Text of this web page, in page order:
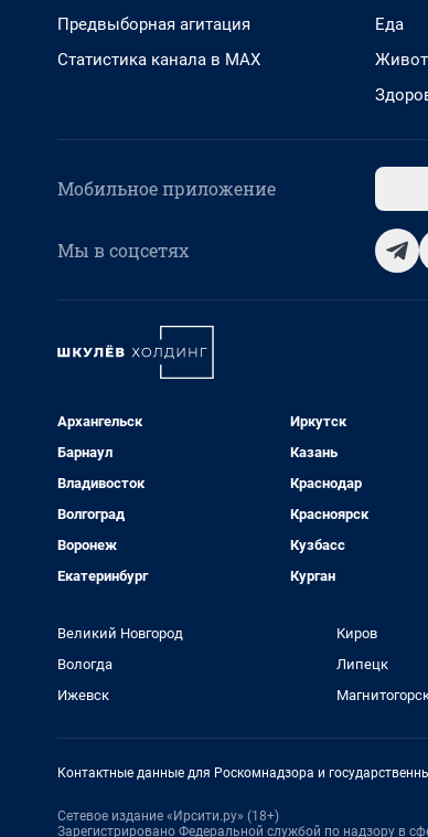
Предвыборная агитация
Статистика канала в MAX
Еда
Мобильное приложение
Мы в соцсетях
Архангельск
Барнаул
Владивосток
Волгоград
Воронеж
Екатеринбург
Иркутск
Казань
Краснодар
Красноярск
Кузбасс
Курган
Великий Новгород
Вологда
Ижевск
Киров
Липецк
Контактные данные для Роскомнадзора и
Сетевое издание «Ирсити.ру» (18+)
Зарегистрировано Федеральной службой по надзору в